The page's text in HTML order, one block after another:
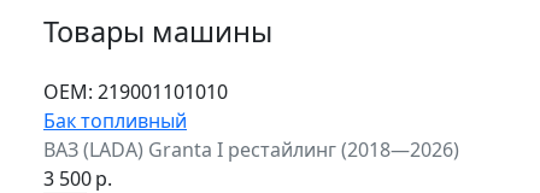
Товары машины
ОЕМ: 219001101010
Бак топливный
ВАЗ (LADA) Granta I рестайлинг (2018—2026)
3 500р.